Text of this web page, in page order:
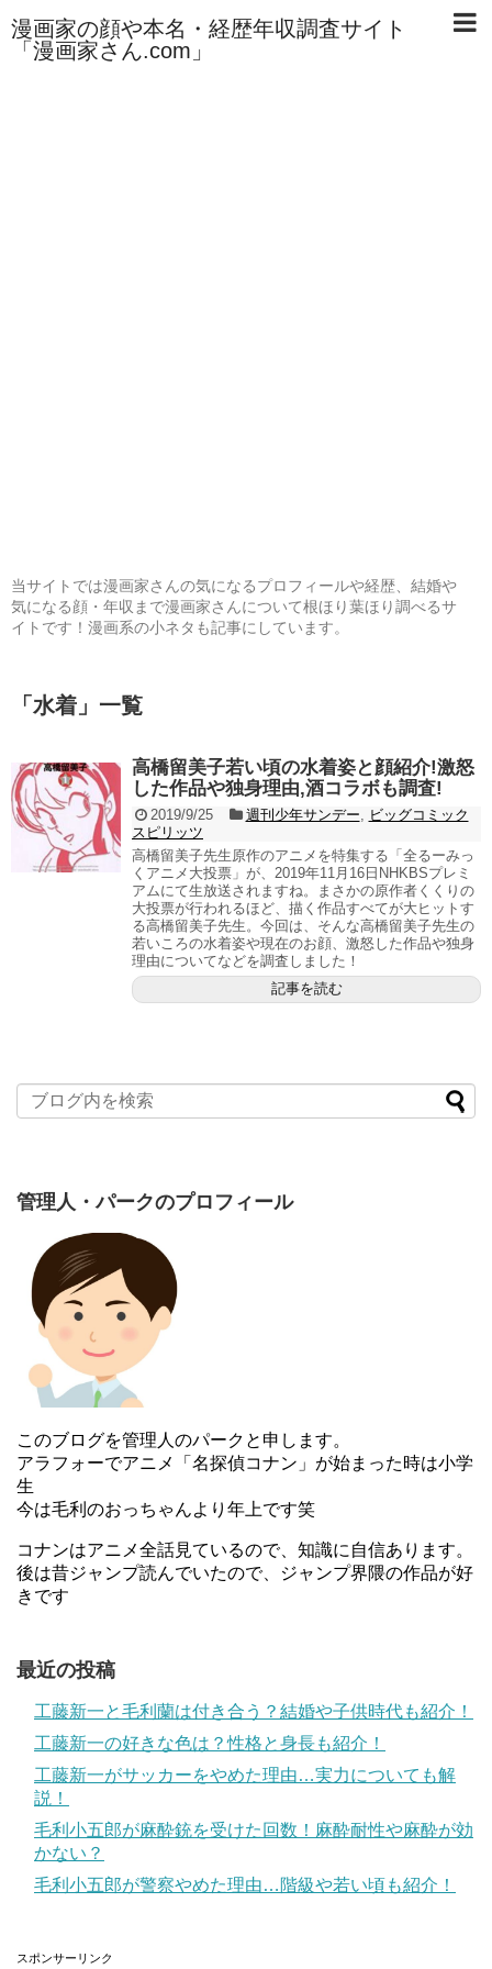
漫画家の顔や本名・経歴年収調査サイト
「漫画家さん.com」
当サイトでは漫画家さんの気になるプロフィールや経歴、結婚や
気になる顔・年収まで漫画家さんについて根ほり葉ほり調べるサ
イトです！漫画系の小ネタも記事にしています。
「 水着 」 一覧
高橋留美子若い頃の水着姿と顔紹介!激怒
した作品や独身理由,酒コラボも調査!
2019/9/25 週刊少年サンデー
ビッグコミック
スピリッツ
高橋留美子先生原作のアニメを特集する「全るーみっ
くアニメ大投票」が、2019年11月16日NHKBSプレミ
アムにて生放送されますね。まさかの原作者くくりの
大投票が行われるほど、描く作品すべてが大ヒットす
る高橋留美子先生。今回は、そんな高橋留美子先生の
若いころの水着姿や現在のお顔、激怒した作品や独身
理由についてなどを調査しました！
記事を読む
管理人・パークのプロフィール
このブログを管理人のパークと申します。
アラフォーでアニメ「名探偵コナン」が始まった時は小学
生
今は毛利のおっちゃんより年上です笑
コナンはアニメ全話見ているので、知識に自信あります。
後は昔ジャンプ読んでいたので、ジャンプ界隈の作品が好
きです
最近の投稿
工藤新一と毛利蘭は付き合う？結婚や子供時代も紹介！
工藤新一の好きな色は？性格と身長も紹介！
工藤新一がサッカーをやめた理由…実力についても解
説！
毛利小五郎が麻酔銃を受けた回数！麻酔耐性や麻酔が効
かない？
毛利小五郎が警察やめた理由…階級や若い頃も紹介！
スポンサーリンク